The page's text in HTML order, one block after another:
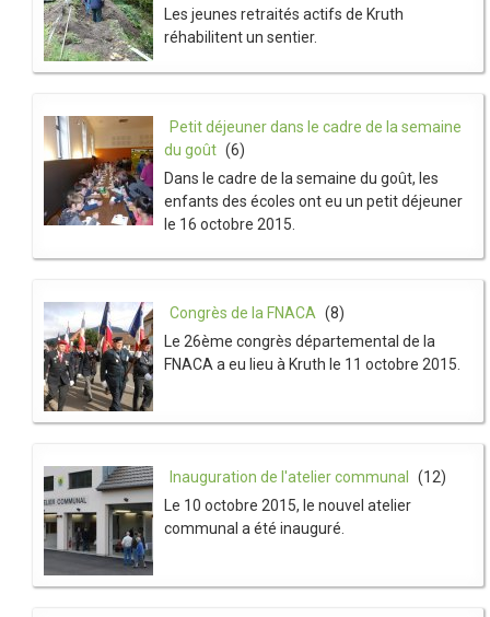
Les jeunes retraités actifs de Kruth
réhabilitent un sentier.
Petit déjeuner dans le cadre de la semaine
du goût (6)
Dans le cadre de la semaine du goût, les
enfants des écoles ont eu un petit déjeuner
le 16 octobre 2015.
Congrès de la FNACA (8)
Le 26ème congrès départemental de la
FNACA a eu lieu à Kruth le 11 octobre 2015.
Inauguration de l'atelier communal
(12)
Le 10 octobre 2015, le nouvel atelier
communal a été inauguré.